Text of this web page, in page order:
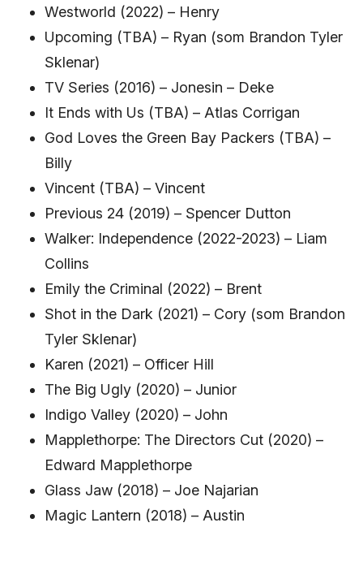
Westworld (2022) – Henry
Upcoming (TBA) – Ryan (som Brandon Tyler
Sklenar)
TV Series (2016) – Jonesin – Deke
It Ends with Us (TBA) – Atlas Corrigan
God Loves the Green Bay Packers (TBA) –
Billy
Vincent (TBA) – Vincent
Previous 24 (2019) – Spencer Dutton
Walker: Independence (2022-2023) – Liam
Collins
Emily the Criminal (2022) – Brent
Shot in the Dark (2021) – Cory (som Brandon
Tyler Sklenar)
Karen (2021) – Officer Hill
The Big Ugly (2020) – Junior
Indigo Valley (2020) – John
Mapplethorpe: The Directors Cut (2020) –
Edward Mapplethorpe
Glass Jaw (2018) – Joe Najarian
Magic Lantern (2018) – Austin